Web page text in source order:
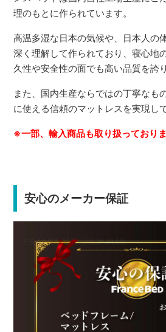
理のもとに作られています。
高温多湿な日本の気候や、日本人の
深く理解して作られており、寝心地
久性や安全性の面でも高い品質を誇
また、国内生産ならではの丁寧なも
に使える信頼のマットレスを実現し
※一部、輸入商品も取り扱っておりま
安心のメーカー保証